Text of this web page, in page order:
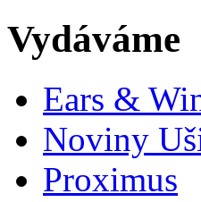
Vydáváme
Ears &
Noviny
Proximus